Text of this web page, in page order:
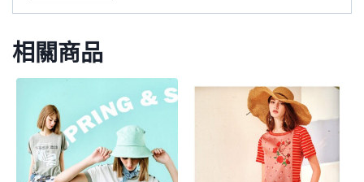
相關商品